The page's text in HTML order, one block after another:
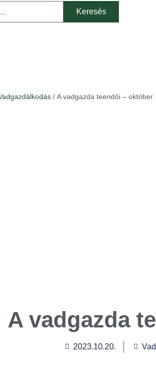
/ A vadgazda teendői – október
A vadgazda
2023.10.20.